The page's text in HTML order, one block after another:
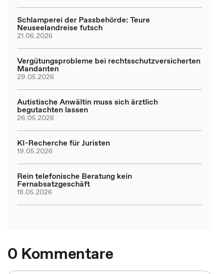
Schlamperei der Passbehörde: Teure
Neuseelandreise futsch
21.06.2026
Vergütungsprobleme bei rechtsschutzversicherten
Mandanten
29.05.2026
Autistische Anwältin muss sich ärztlich
begutachten lassen
26.05.2026
KI-Recherche für Juristen
19.05.2026
Rein telefonische Beratung kein
Fernabsatzgeschäft
18.05.2026
0 Kommentare